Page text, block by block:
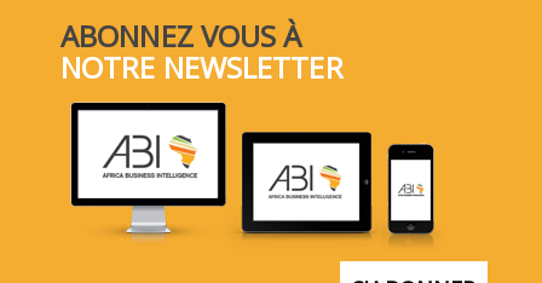
ABONNEZ VOUS À
NOTRE NEWSLETTER